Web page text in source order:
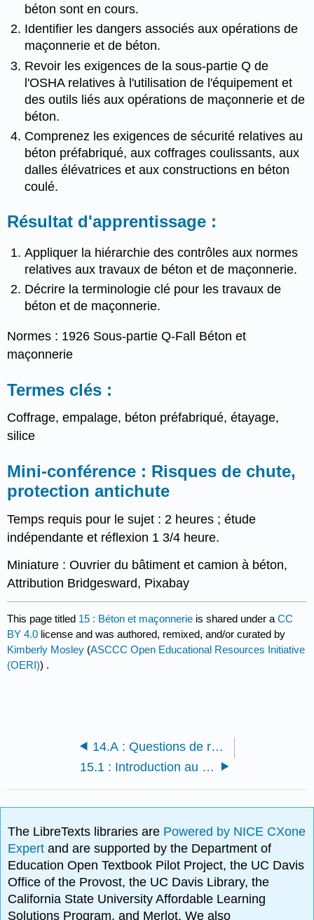
béton sont en cours.
Identifier les dangers associés aux opérations de
maçonnerie et de béton.
Revoir les exigences de la sous-partie Q de
l'OSHA relatives à l'utilisation de l'équipement et
des outils liés aux opérations de maçonnerie et de
béton.
Comprenez les exigences de sécurité relatives au
béton préfabriqué, aux coffrages coulissants, aux
dalles élévatrices et aux constructions en béton
coulé.
Résultat d'apprentissage :
Appliquer la hiérarchie des contrôles aux normes
relatives aux travaux de béton et de maçonnerie.
Décrire la terminologie clé pour les travaux de
béton et de maçonnerie.
Normes : 1926 Sous-partie Q-Fall Béton et
maçonnerie
Termes clés :
Coffrage, empalage, béton préfabriqué, étayage,
silice
Mini-conférence : Risques de chute,
protection antichute
Temps requis pour le sujet : 2 heures ; étude
indépendante et réflexion 1 3/4 heure.
Miniature : Ouvrier du bâtiment et camion à béton,
Attribution Bridgesward, Pixabay
This page titled 15 : Béton et maçonnerie is shared under aCC
BY 4.0 license and was authored, remixed, and/or curated by
Kimberly Mosley (ASCCC Open Educational Resources Initiative
(OERI)) .
14.A : Questions de révision
15.1 : Introduction au béton et à la maçonnerie
The LibreTexts libraries are Powered by NICE CXone
Expertand are supported by the Department of
Education Open Textbook Pilot Project, the UC Davis
Office of the Provost, the UC Davis Library, the
California State University Affordable Learning
Solutions Program, and Merlot. We also